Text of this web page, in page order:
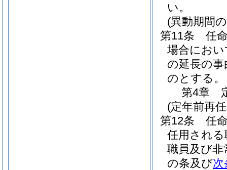
い。
(異動期間
第11条
任
場合にお
の延長の
のとする。
第4章
(定年前再
第12条
任
任用され
職員及び
の条及び次